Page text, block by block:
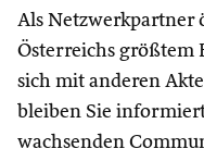
Als Netzwerkpartner
Österreichs größtem
sich mit anderen
bleiben Sie
wachsenden